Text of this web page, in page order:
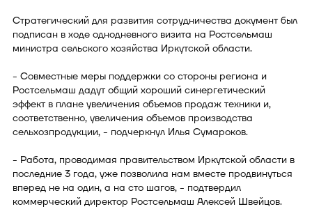
Стратегический для развития сотрудничества документ был
подписан в ходе однодневного визита на Ростсельмаш
министра сельского хозяйства Иркутской области.
- Совместные меры поддержки со стороны региона и
Ростсельмаш дадут общий хороший синергетический
эффект в плане увеличения объемов продаж техники и,
соответственно, увеличения объемов производства
сельхозпродукции, - подчеркнул Илья Сумароков.
- Работа, проводимая правительством Иркутской области в
последние 3 года, уже позволила нам вместе продвинуться
вперед не на один, а на сто шагов, - подтвердил
коммерческий директор Ростсельмаш Алексей Швейцов.